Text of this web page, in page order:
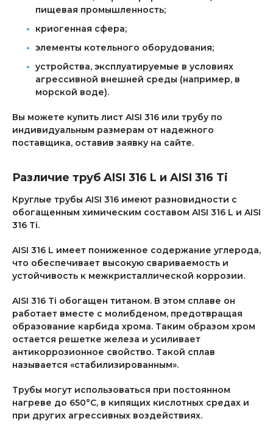
пищевая промышленность;
криогенная сфера;
элементы котельного оборудования;
устройства, эксплуатируемые в условиях
агрессивной внешней среды (например, в
морской воде).
Вы можете купить лист AISI 316 или трубу по
индивидуальным размерам от надежного
поставщика, оставив заявку на сайте.
Различие труб AISI 316 L и AISI 316 Ti
Круглые трубы AISI 316 имеют разновидности с
обогащенным химическим составом AISI 316 L и AISI
316 Ti.
AISI 316 L имеет пониженное содержание углерода,
что обеспечивает высокую свариваемость и
устойчивость к межкристаллической коррозии.
AISI 316 Ti обогащен титаном. В этом сплаве он
работает вместе с молибденом, предотвращая
образование карбида хрома. Таким образом хром
остается решетке железа и усиливает
антикоррозионное свойство. Такой сплав
называется «стабилизированным».
Трубы могут использоваться при постоянном
нагреве до 650°С, в кипящих кислотных средах и
при других агрессивных воздействиях.